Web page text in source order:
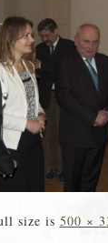
size is 500 ×